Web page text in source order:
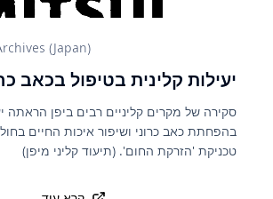
(Japan)
יעילות קלינית בטיפול בכאב
סקירה של מקרים קליניים רבים ביפן הראתה
בהפחתת כאב כרוני ושיפור איכות החיים
טכניקת 'הזרקת החום'. (תיעוד קליני מיפן)